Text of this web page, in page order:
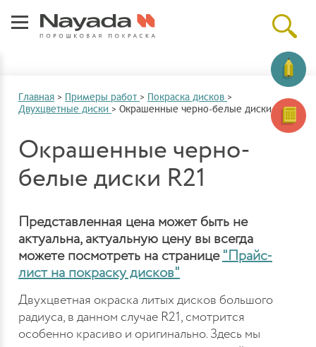
Главная > Примеры работ > Покраска дисков >
Двухцветные диски > Окрашенные черно-белые диски R21
Окрашенные черно-
белые диски R21
Представленная цена может быть не
актуальна, актуальную цену вы всегда
можете посмотреть на странице "Прайс-
лист на покраску дисков"
Двухцветная окраска литых дисков большого
радиуса, в данном случае R21, смотрится
особенно красиво и оригинально. Здесь мы